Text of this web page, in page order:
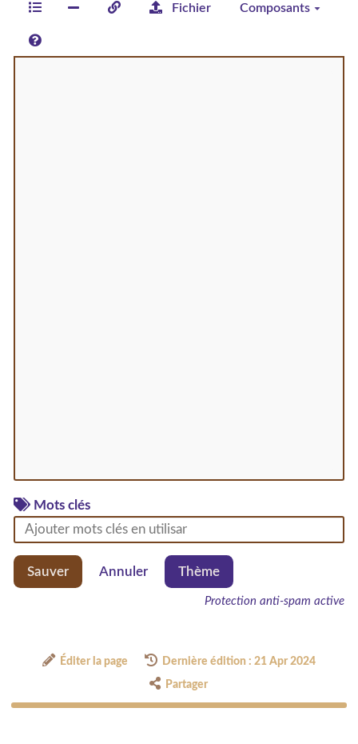
Fichier Composants
Mots clés
Sauver Annuler Thème
Protection anti-spam active
Éditer la page Dernière édition : 21 Apr 2024
Partager